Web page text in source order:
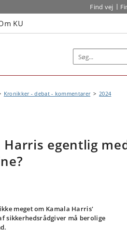
Find vej
KU
Kronikker - debat - kommentarer
2024
Harris egentlig
meget om Kamala Harris'
sikkerhedsrådgiver må berolige